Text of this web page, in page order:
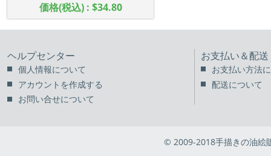
価格(税込) : $34.80
ヘルプセンター
個人情報について
アカウントを作成する
お問い合せについて
お支払い＆配送
お支払い方法
配送について
© 2009-2018手描きの油絵